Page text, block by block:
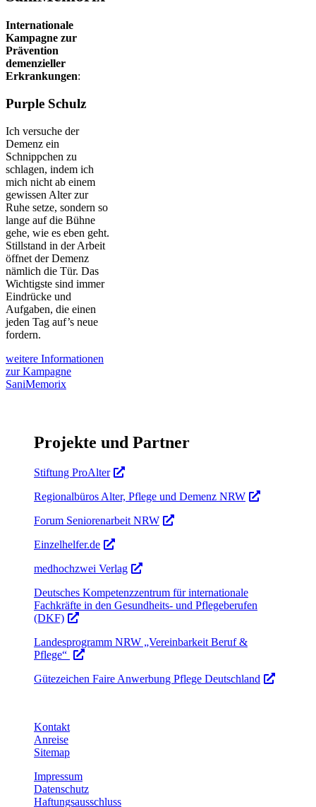
Internationale
Kampagne zur
Prävention
demenzieller
Erkrankungen:
Purple Schulz
Ich versuche der
Demenz ein
Schnippchen zu
schlagen, indem ich
mich nicht ab einem
gewissen Alter zur
Ruhe setze, sondern so
lange auf die Bühne
gehe, wie es eben geht.
Stillstand in der Arbeit
öffnet der Demenz
nämlich die Tür. Das
Wichtigste sind immer
Eindrücke und
Aufgaben, die einen
jeden Tag auf’s neue
fordern.
weitere Informationen
zur Kampagne
SaniMemorix
Projekte und Partner
Stiftung ProAlter
Regionalbüros Alter, Pflege und Demenz NRW
Forum Seniorenarbeit NRW
Einzelhelfer.de
medhochzwei Verlag
Deutsches Kompetenzzentrum für internationale
Fachkräfte in den Gesundheits- und Pflegeberufen
(DKF)
Landesprogramm NRW „Vereinbarkeit Beruf &
Pflege“
Gütezeichen Faire Anwerbung Pflege Deutschland
Kontakt
Anreise
Sitemap
Impressum
Datenschutz
Haftungsausschluss